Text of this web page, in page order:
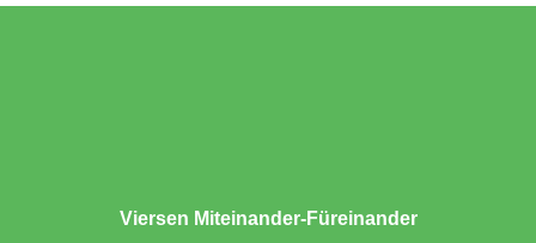
Viersen Miteinander-Füreinander